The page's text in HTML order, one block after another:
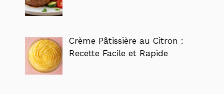
Crème Pâtissière au Citron :
Recette Facile et Rapide